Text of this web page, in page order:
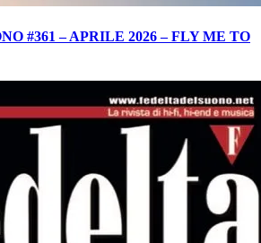
#361 – APRILE 2026 – FLY ME TO